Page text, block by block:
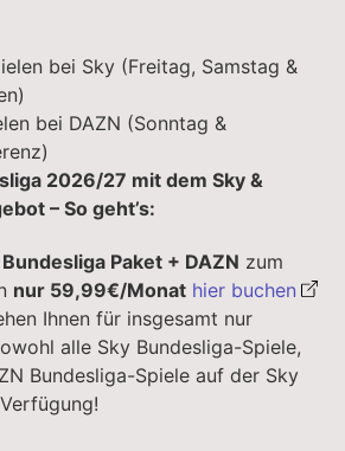
bei Sky (Freitag, Samstag &
bei DAZN (Sonntag &
2026/27 mit dem Sky &
– So geht’s:
Bundesliga Paket + DAZN zum
nur 59,99€/Monat hier buchen
Ihnen für insgesamt nur
alle Sky Bundesliga-Spiele,
Bundesliga-Spiele auf der Sky